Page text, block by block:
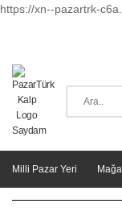
https://xn--pazartrk-
Milli Pazar Yeri